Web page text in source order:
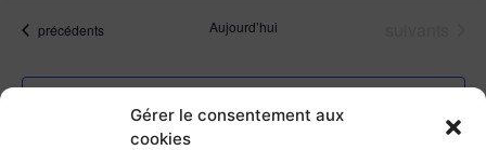
Gérer le consentement aux
cookies
de
vues
Évènements
précédents Aujourd’hui